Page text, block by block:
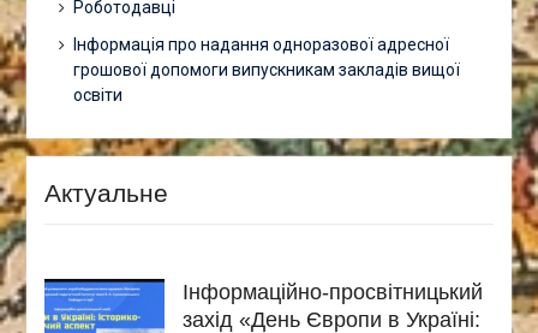
Роботодавці
Інформація про надання одноразової адресної
грошової допомоги випускникам закладів вищої
освіти
Актуальне
Інформаційно-просвітницький
захід «День Європи в Україні: